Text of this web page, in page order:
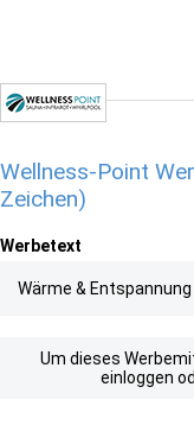
Wellness-Point
Zeichen)
Werbetext
Wärme &
Um dieses
einloggen